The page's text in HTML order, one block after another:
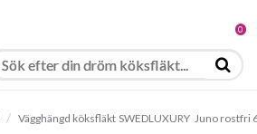
0
Vägghängd köksfläkt SWEDLUXURY Juno rostfri